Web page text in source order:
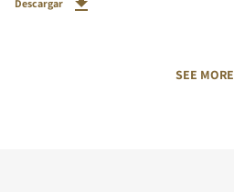
Descargar
SEE MORE